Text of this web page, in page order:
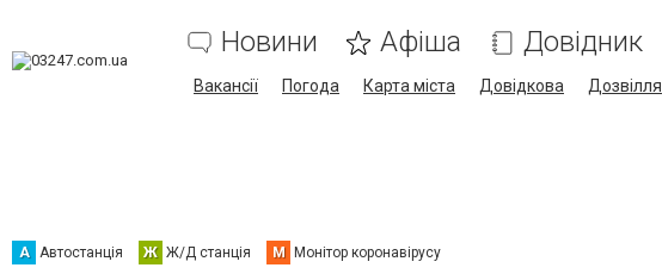
Новини Афіша Довідник
Вакансії Погода Карта міста Довідкова Дозвілля
А Автостанція Ж Ж/Д станція М Монітор коронавірусу